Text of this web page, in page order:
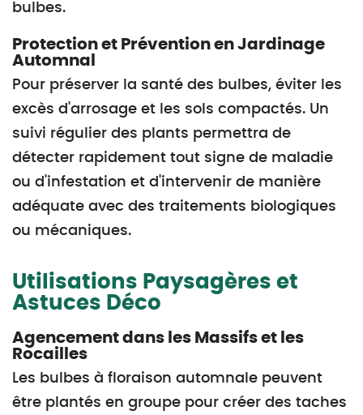
bulbes.
Protection et Prévention en Jardinage
Automnal
Pour préserver la santé des bulbes, éviter les
excès d'arrosage et les sols compactés. Un
suivi régulier des plants permettra de
détecter rapidement tout signe de maladie
ou d'infestation et d'intervenir de manière
adéquate avec des traitements biologiques
ou mécaniques.
Utilisations Paysagères et
Astuces Déco
Agencement dans les Massifs et les
Rocailles
Les bulbes à floraison automnale peuvent
être plantés en groupe pour créer des taches